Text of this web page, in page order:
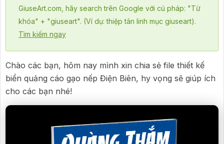
GiuseArt.com, hãy search trên Google với cú pháp: "Từ
khóa" + "giuseart". (Ví dụ: thiệp tân linh mục giuseart).
Tìm kiếm ngay
Chào các bạn, hôm nay mình xin chia sẻ file thiết kế
biển quảng cáo gạo nếp Điện Biên, hy vọng sẽ giúp ích
cho các bạn nhé!